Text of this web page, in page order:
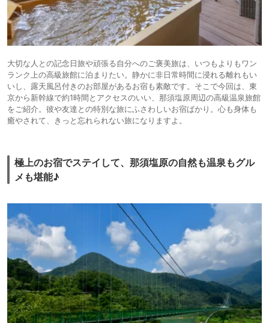
大切な人との記念日旅や頑張る自分へのご褒美旅は、いつもよりもワン
ランク上の高級旅館に泊まりたい。静かに非日常時間に浸れる離れもい
いし、露天風呂付きのお部屋があるお宿も素敵です。そこで今回は、東
京から新幹線で約1時間とアクセスのいい、那須塩原周辺の高級温泉旅館
をご紹介。彼や友達との特別な旅にふさわしいお宿ばかり。心も身体も
癒やされて、きっと忘れられない旅になりますよ。
極上のお宿でステイして、那須塩原の自然も温泉もグル
メも堪能♪